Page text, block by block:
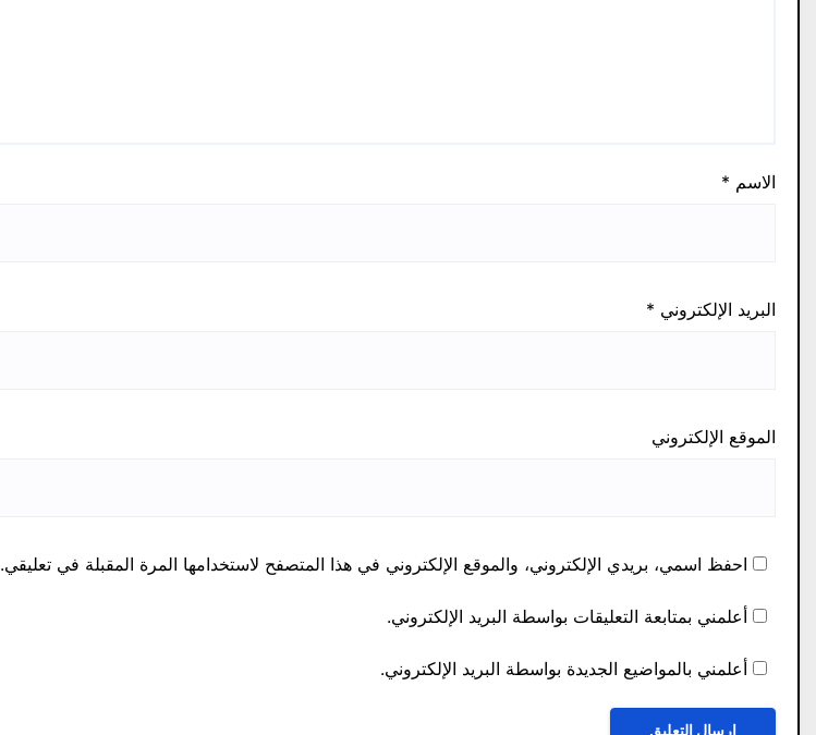
الاسم *
البريد الإلكتروني *
الموقع الإلكتروني
احفظ اسمي، بريدي الإلكتروني، والموقع الإلكتروني في هذا المتصفح لاستخدامها المرة المقبلة في تعليقي.
أعلمني بمتابعة التعليقات بواسطة البريد الإلكتروني.
أعلمني بالمواضيع الجديدة بواسطة البريد الإلكتروني.